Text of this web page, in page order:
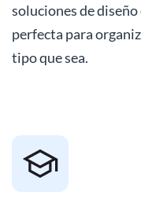
soluciones de
perfecta para
tipo que sea.